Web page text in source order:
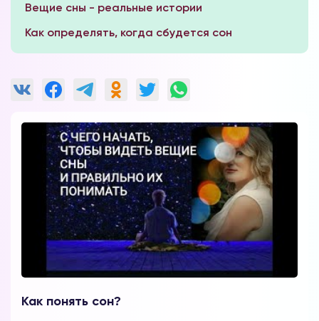
Вещие сны - реальные истории
Как определять, когда сбудется сон
Как понять сон?